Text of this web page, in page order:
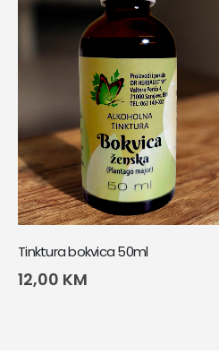
Tinktura bokvica 50ml
12,00 KM